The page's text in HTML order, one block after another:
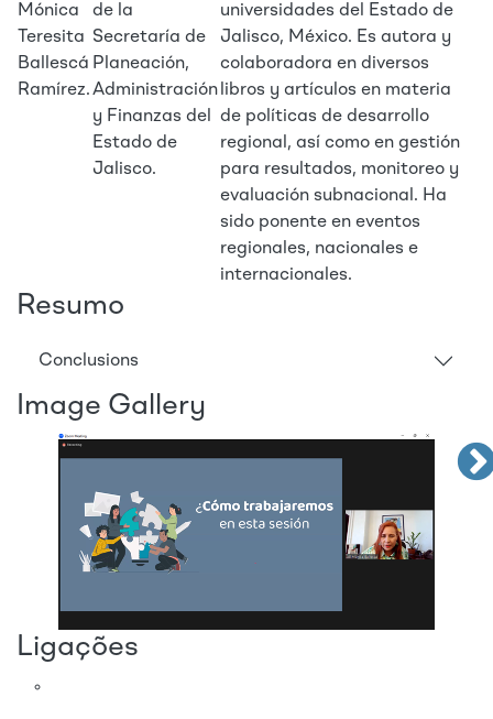
Mónica
Teresita
Ballescá
Ramírez.
de la
Secretaría de
Planeación,
Administración
y Finanzas del
Estado de
Jalisco.
universidades del Estado de
Jalisco, México. Es autora y
colaboradora en diversos
libros y artículos en materia
de políticas de desarrollo
regional, así como en gestión
para resultados, monitoreo y
evaluación subnacional. Ha
sido ponente en eventos
regionales, nacionales e
internacionales.
Resumo
Conclusions
Image Gallery
Ligações